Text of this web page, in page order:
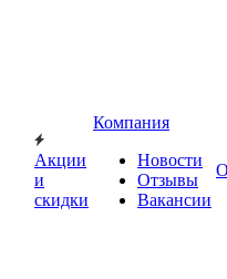
Акции
и
скидки
Компания
Новости
Отзывы
Вакансии